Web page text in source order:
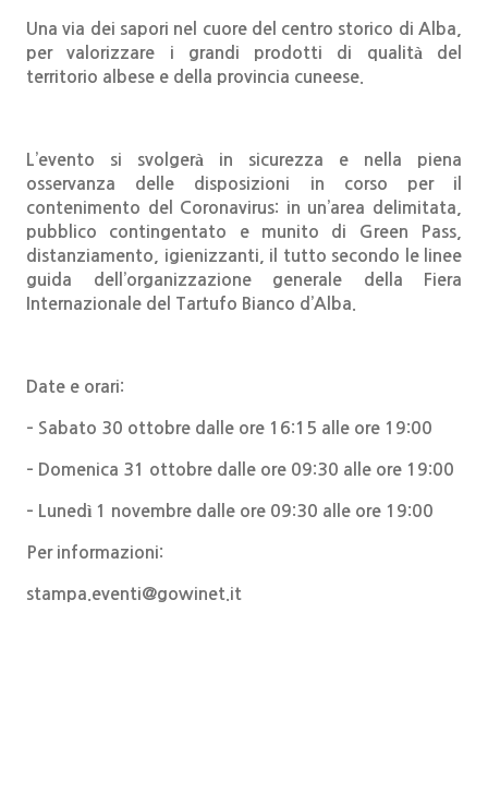
Unavia dei sapori nel cuore del centro storico di Alba,
per valorizzare i grandi prodotti di qualità del
territorio albese e della provincia cuneese
L’evento si svolgerà in sicurezza e nella piena
osservanza delle disposizioni in corso per il
contenimento del Coronavirus: in un’area delimitata
pubblico contingentato e munito di Green Pass,
distanziamento, igienizzanti, il tutto secondo le linee
guida dell’organizzazione generale della Fiera
Internazionale del Tartufo Bianco d’Alba.
Date e orari:
– Sabato 30 ottobre dalle ore 16:15 alle ore 19:00
– Domenica 31 ottobre dalle ore 09:30 alle ore 19:00
– Lunedì 1 novembre dalle ore 09:30 alle ore 19:00
Per informazioni:
stampa.eventi@gowinet.it